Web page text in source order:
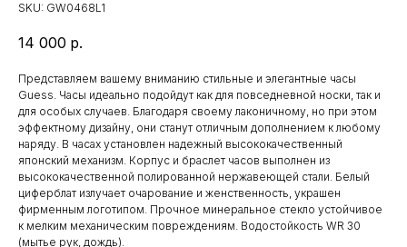
SKU: GW0468L1
14 000 р.
Представляем вашему вниманию стильные и элегантные часы
Guess. Часы идеально подойдут как для повседневной носки, так и
для особых случаев. Благодаря своему лаконичному, но при этом
эффектному дизайну, они станут отличным дополнением к любому
наряду. В часах установлен надежный высококачественный
японский механизм. Корпус и браслет часов выполнен из
высококачественной полированной нержавеющей стали. Белый
циферблат излучает очарование и женственность, украшен
фирменным логотипом. Прочное минеральное стекло устойчивое
к мелким механическим повреждениям. Водостойкость WR 30
(мытье рук, дождь).